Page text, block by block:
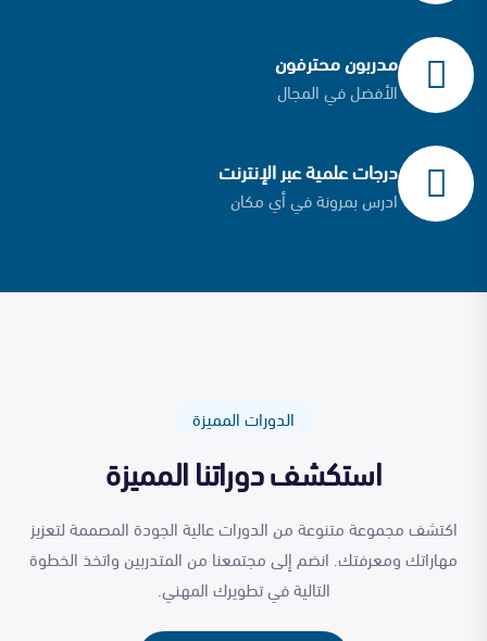
مدربون محترفون
الأفضل في المجال
درجات علمية عبر الإنترنت
ادرس بمرونة في أي مكان
الدورات المميزة
استكشف دوراتنا المميزة
اكتشف مجموعة متنوعة من الدورات عالية الجودة المصممة لتعزيز
مهاراتك ومعرفتك. انضم إلى مجتمعنا من المتدربين واتخذ الخطوة
التالية في تطويرك المهني.